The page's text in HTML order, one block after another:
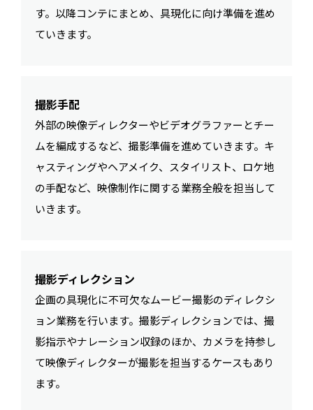
す。以降コンテにまとめ、具現化に向け準備を進め
ていきます。
撮影手配
外部の映像ディレクターやビデオグラファーとチー
ムを編成するなど、撮影準備を進めていきます。キ
ャスティングやヘアメイク、スタイリスト、ロケ地
の手配など、映像制作に関する業務全般を担当して
いきます。
撮影ディレクション
企画の具現化に不可欠なムービー撮影のディレクシ
ョン業務を行います。撮影ディレクションでは、撮
影指示やナレーション収録のほか、カメラを持参し
て映像ディレクターが撮影を担当するケースもあり
ます。